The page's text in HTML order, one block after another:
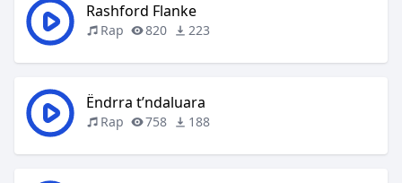
Rashford Flanke
Rap 820 223
Ëndrra t’ndaluara
Rap 758 188